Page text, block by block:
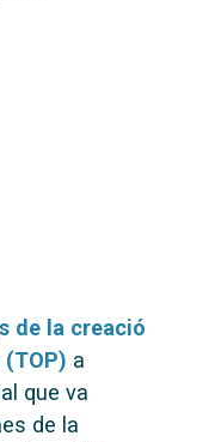
de la creació
a
que va
de la